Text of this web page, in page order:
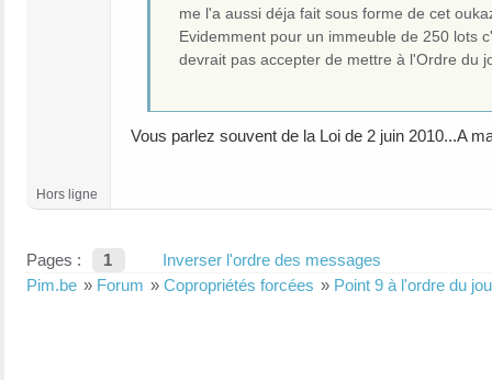
me l'a aussi déja fait sous forme de cet
Evidemment pour un immeuble de 250 lots
devrait pas accepter de mettre à l'Ordre du
Vous parlez souvent de la Loi de 2 juin 2010...A
Hors ligne
Pages : 1
Inverser l'ordre des messages
Pim.be » Forum » Copropriétés forcées » Point 9 à l'ordre du